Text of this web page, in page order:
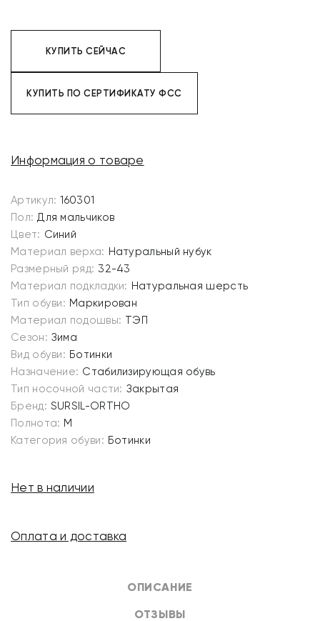
ОПИСАНИЕ
ОТЗЫВЫ
КУПИТЬ СЕЙЧАС
КУПИТЬ ПО СЕРТИФИКАТУ ФСС
Информация о товаре
Артикул: 160301
Пол: Для мальчиков
Цвет: Синий
Материал верха: Натуральный нубук
Размерный ряд: 32-43
Материал подкладки: Натуральная шерсть
Тип обуви: Маркирован
Материал подошвы: ТЭП
Сезон: Зима
Вид обуви: Ботинки
Назначение: Стабилизирующая обувь
Тип носочной части: Закрытая
Бренд: SURSIL-ORTHO
Полнота: M
Категория обуви: Ботинки
Нет в наличии
Оплата и доставка